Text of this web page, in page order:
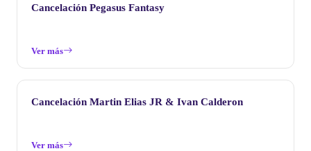
Cancelación Pegasus Fantasy
Ver más
Cancelación Martin Elias JR & Ivan Calderon
Ver más